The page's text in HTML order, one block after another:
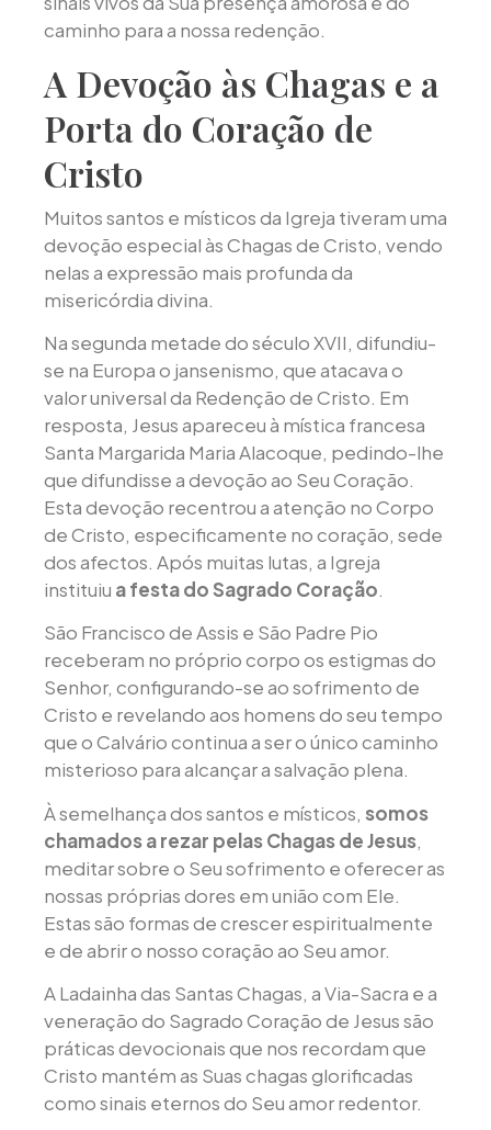
caminho para a nossa redenção.
A Devoção às Chagas e a
Porta do Coração de
Cristo
Muitos santos e místicos da Igreja tiveram uma
devoção especial às Chagas de Cristo, vendo
nelas a expressão mais profunda da
misericórdia divina.
Na segunda metade do século XVII, difundiu-
se na Europa o jansenismo, que atacava o
valor universal da Redenção de Cristo. Em
resposta, Jesus apareceu à mística francesa
Santa Margarida Maria Alacoque, pedindo-lhe
que difundisse a devoção ao Seu Coração.
Esta devoção recentrou a atenção no Corpo
de Cristo, especificamente no coração, sede
dos afectos. Após muitas lutas, a Igreja
instituiu a festa do Sagrado Coração.
São Francisco de Assis e São Padre Pio
receberam no próprio corpo os estigmas do
Senhor, configurando-se ao sofrimento de
Cristo e revelando aos homens do seu tempo
que o Calvário continua a ser o único caminho
misterioso para alcançar a salvação plena.
À semelhança dos santos e místicos, somos
chamados a rezar pelas Chagas de Jesus,
meditar sobre o Seu sofrimento e oferecer as
nossas próprias dores em união com Ele.
Estas são formas de crescer espiritualmente
e de abrir o nosso coração ao Seu amor.
A Ladainha das Santas Chagas, a Via-Sacra e a
veneração do Sagrado Coração de Jesus são
práticas devocionais que nos recordam que
Cristo mantém as Suas chagas glorificadas
como sinais eternos do Seu amor redentor.